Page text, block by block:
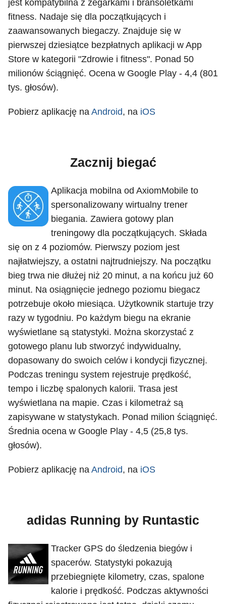
jest kompatybilna z zegarkami i bransoletkami
fitness. Nadaje się dla początkujących i
zaawansowanych biegaczy. Znajduje się w
pierwszej dziesiątce bezpłatnych aplikacji w App
Store w kategorii "Zdrowie i fitness". Ponad 50
milionów ściągnięć. Ocena w Google Play - 4,4 (801
tys. głosów).
Pobierz aplikację na Android, na iOS
Zacznij biegać
Aplikacja mobilna od AxiomMobile to
spersonalizowany wirtualny trener
biegania. Zawiera gotowy plan
treningowy dla początkujących. Składa
się on z 4 poziomów. Pierwszy poziom jest
najłatwiejszy, a ostatni najtrudniejszy. Na początku
bieg trwa nie dłużej niż 20 minut, a na końcu już 60
minut. Na osiągnięcie jednego poziomu biegacz
potrzebuje około miesiąca. Użytkownik startuje trzy
razy w tygodniu. Po każdym biegu na ekranie
wyświetlane są statystyki. Można skorzystać z
gotowego planu lub stworzyć indywidualny,
dopasowany do swoich celów i kondycji fizycznej.
Podczas treningu system rejestruje prędkość,
tempo i liczbę spalonych kalorii. Trasa jest
wyświetlana na mapie. Czas i kilometraż są
zapisywane w statystykach. Ponad milion ściągnięć.
Średnia ocena w Google Play - 4,5 (25,8 tys.
głosów).
Pobierz aplikację na Android, na iOS
adidas Running by Runtastic
Tracker GPS do śledzenia biegów i
spacerów. Statystyki pokazują
przebiegnięte kilometry, czas, spalone
kalorie i prędkość. Podczas aktywności